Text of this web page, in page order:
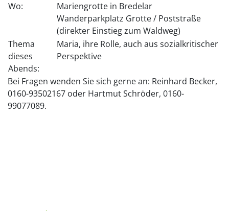
Wo:
Mariengrotte in Bredelar
Wanderparkplatz Grotte / Poststraße
(direkter Einstieg zum Waldweg)
Thema
dieses
Abends:
Maria, ihre Rolle, auch aus sozialkritischer
Perspektive
Bei Fragen wenden Sie sich gerne an: Reinhard Becker,
0160-93502167 oder Hartmut Schröder, 0160-
99077089.